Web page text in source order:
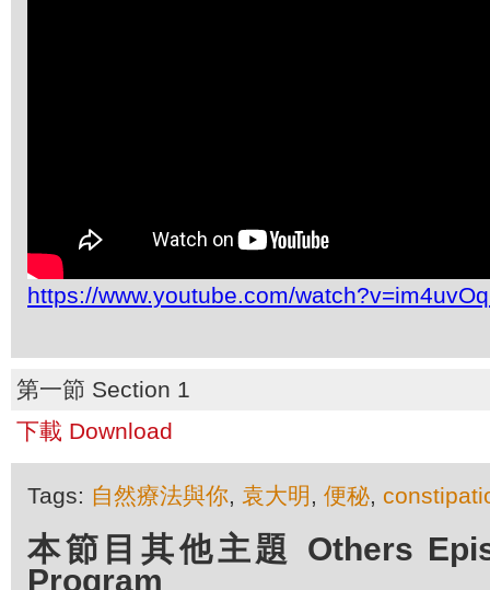
https://www.youtube.com/
第一節 Section 1
下載 Download
Tags: 自然療法與你, 袁大明 , 便秘,
本節目其他主題 Others
Program